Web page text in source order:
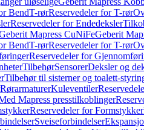
BendT-rørReservedeler for T-rør
Reservedeler for Endedeksler
Mapress CuNiFeGeberit
BendT-rørReservedeler for T-rør
Reservedeler for
TilbehørSensorerDeksler og
Tilbehør til sisterner og toalett-
RørarmaturerKuleventiler
Mapress presstilkoblinger
Reservedeler for Formstykker
Sveiseforbindelser